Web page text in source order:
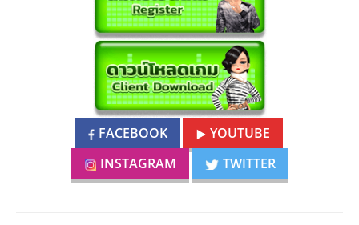
FACEBOOK
YOUTUBE
INSTAGRAM
TWITTER